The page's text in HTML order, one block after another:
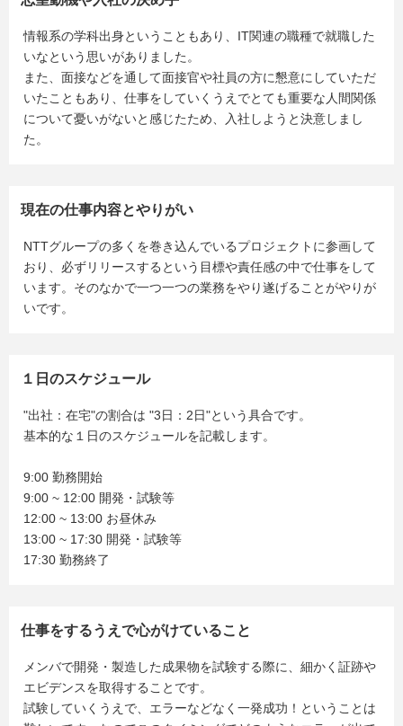
情報系の学科出身ということもあり、IT関連の職種で就職した
いなという思いがありました。
また、面接などを通して面接官や社員の方に懇意にしていただ
いたこともあり、仕事をしていくうえでとても重要な人間関係
について憂いがないと感じたため、入社しようと決意しまし
た。
現在の仕事内容とやりがい
NTTグループの多くを巻き込んでいるプロジェクトに参画して
おり、必ずリリースするという目標や責任感の中で仕事をして
います。そのなかで一つ一つの業務をやり遂げることがやりが
いです。
１日のスケジュール
"出社：在宅"の割合は "3日：2日"という具合です。
基本的な１日のスケジュールを記載します。
9:00 勤務開始
9:00 ~ 12:00 開発・試験等
12:00 ~ 13:00 お昼休み
13:00 ~ 17:30 開発・試験等
17:30 勤務終了
仕事をするうえで心がけていること
メンバで開発・製造した成果物を試験する際に、細かく証跡や
エビデンスを取得することです。
試験していくうえで、エラーなどなく一発成功！ということは